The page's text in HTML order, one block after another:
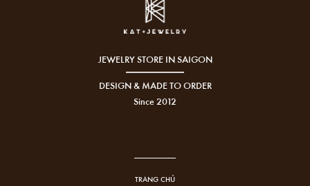
JEWELRY STORE IN SAIGON
DESIGN & MADE TO ORDER
Since 2012
TRANG CHỦ